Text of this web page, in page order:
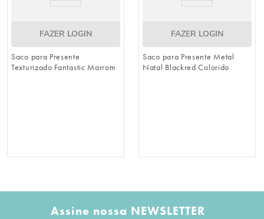
FAZER LOGIN
Saco para Presente
Texturizado Fantastic Marrom
FAZER LOGIN
Saco para Presente Metal
Natal Blackred Colorido
Assine nossa NEWSLETTER